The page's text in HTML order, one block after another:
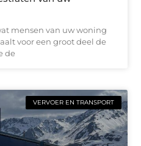
mensen van uw woning
voor een groot deel de
de
VERVOER EN TRANSPORT